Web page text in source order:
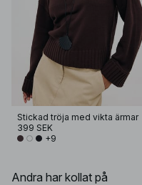
Stickad tröja med vikta ärmar
399 SEK
+9
Andra har kollat på